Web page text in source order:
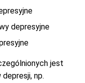
depresyjne
jest
np.